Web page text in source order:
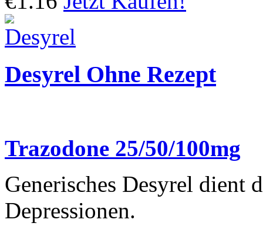
Desyrel Ohne Rezept
Trazodone 25/50/100mg
Generisches Desyrel dient
Depressionen.